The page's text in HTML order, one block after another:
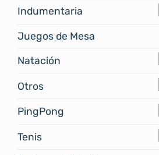
Indumentaria
Juegos de Mesa
Natación
Otros
PingPong
Tenis